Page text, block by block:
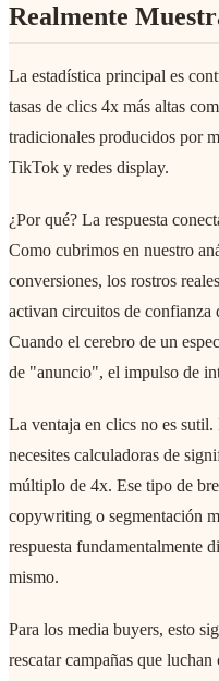
Realmente
La estadística principal es
tasas de clics 4x más altas
tradicionales producidos por
TikTok y redes display.
¿Por qué? La respuesta
Como cubrimos en nuestro
conversiones, los rostros
activan circuitos de
Cuando el cerebro de un
de "anuncio", el impulso de
La ventaja en clics no es
necesites calculadoras de
múltiplo de 4x. Ese tipo de
copywriting o segmentación
respuesta fundamentalmente
mismo.
Para los media buyers, esto
rescatar campañas que